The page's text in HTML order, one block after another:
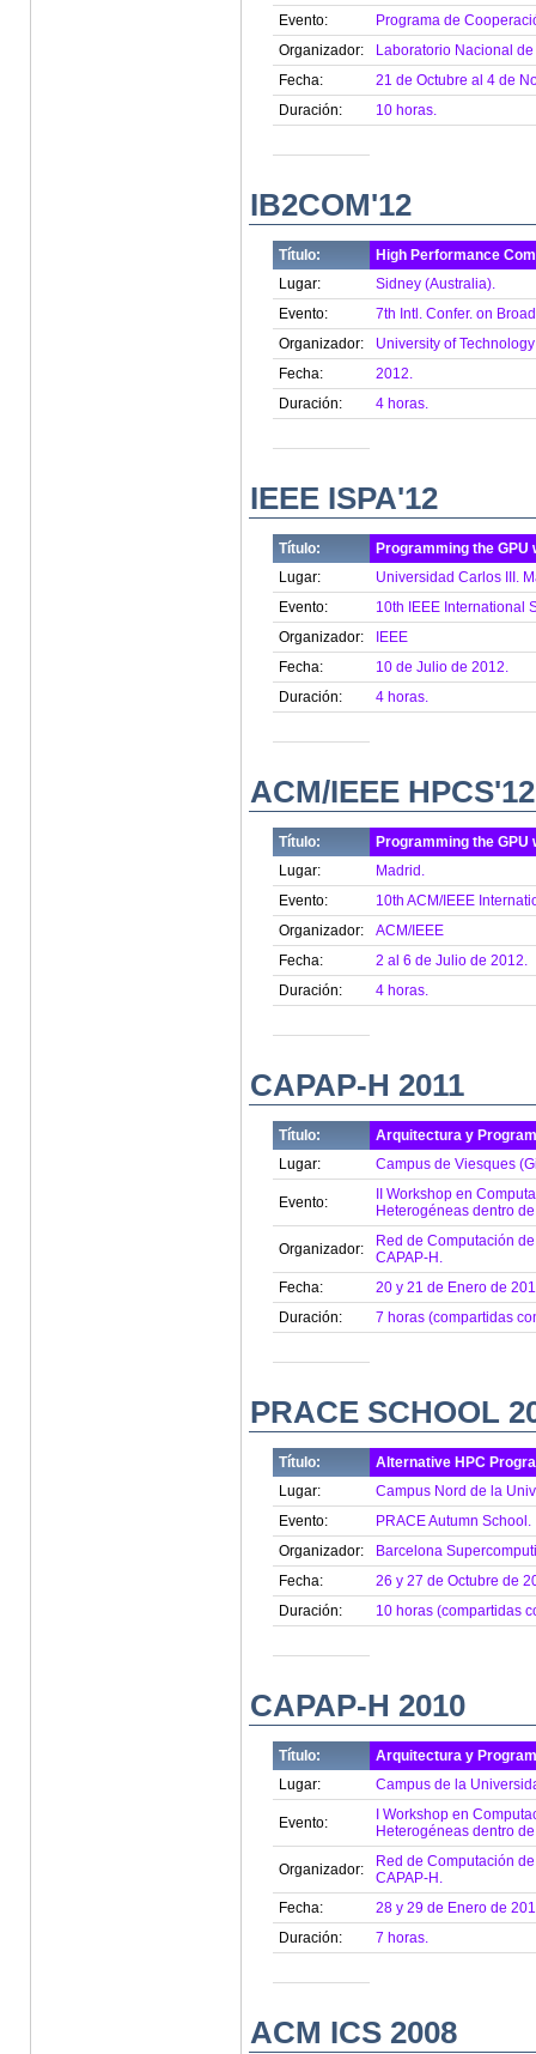
Evento:
Programa de
Organizador:
Laboratorio Nacional
Fecha:
21 de Octubre al 4 de
Duración:
10 horas.
IB2COM'12
Título:
High Performance
Lugar:
Sidney (Australia).
Evento:
7th Intl. Confer. on
Organizador:
University of
Fecha:
2012.
Duración:
4 horas.
IEEE ISPA'12
Título:
Programming the GPU
Lugar:
Universidad Carlos III.
Evento:
10th IEEE International
Organizador:
IEEE
Fecha:
10 de Julio de 2012.
Duración:
4 horas.
ACM/IEEE HPCS'12
Título:
Programming the GPU
Lugar:
Madrid.
Evento:
10th ACM/IEEE
Organizador:
ACM/IEEE
Fecha:
2 al 6 de Julio de 2012.
Duración:
4 horas.
CAPAP-H 2011
Título:
Arquitectura y
Lugar:
Campus de Viesques
Evento:
II Workshop en
Heterogéneas dentro
Organizador:
Red de Computación
CAPAP-H.
Fecha:
20 y 21 de Enero de
Duración:
7 horas (compartidas
PRACE SCHOOL
Título:
Alternative HPC
Lugar:
Campus Nord de la
Evento:
PRACE Autumn School.
Organizador:
Barcelona
Fecha:
26 y 27 de Octubre de
Duración:
10 horas (compartidas
CAPAP-H 2010
Título:
Arquitectura y
Lugar:
Campus de la
Evento:
I Workshop en
Heterogéneas dentro
Organizador:
Red de Computación
CAPAP-H.
Fecha:
28 y 29 de Enero de
Duración:
7 horas.
ACM ICS 2008